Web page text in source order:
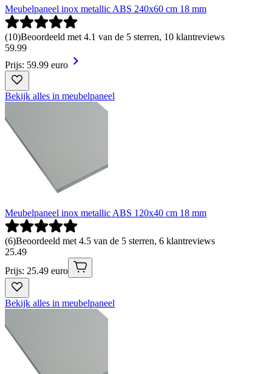
Meubelpaneel inox metallic ABS 240x60 cm 18 mm
(10)Beoordeeld met 4.1 van de 5 sterren, 10 klantreviews
59.99
Prijs: 59.99 euro
Bekijk alles in meubelpaneel
Meubelpaneel inox metallic ABS 120x40 cm 18 mm
(6)Beoordeeld met 4.5 van de 5 sterren, 6 klantreviews
25.49
Prijs: 25.49 euro
Bekijk alles in meubelpaneel